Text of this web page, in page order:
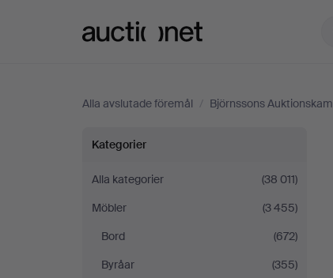
Alla avslutade föremål / Björnssons
Soffbord
på
Björnssons
Auktionskammare
Kategorier
Alla kategorier
(38 011)
Möbler
(3 455)
Bord
(672)
Byråar
(355)